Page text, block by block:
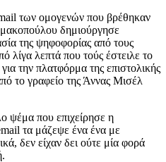
των ομογενών που βρέθηκαν
δημιούργησε
της ψηφοφορίας από τους
λίγα λεπτά που τούς έστειλε το
την πλατφόρμα της επιστολικής
το γραφείο της Άννας Μισέλ
ψέμα που επιχείρησε η
τα μάζεψε ένα ένα με
δεν είχαν δει ούτε μία φορά